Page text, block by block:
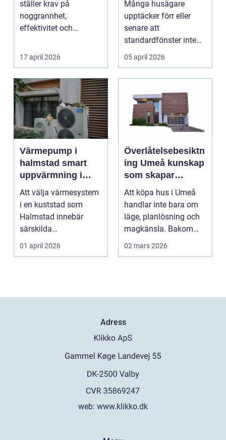
ställer krav på
noggrannhet,
effektivitet och
17 april 2026
Många husägare
upptäcker förr eller
senare att
standardfönster inte
riktigt passar. Kanske
är huset ...
05 april 2026
Värmepump i
halmstad smart
uppvärmning i
kustklimat
Att välja värmesystem
i en kuststad som
Halmstad innebär
särskilda
förutsättningar. Vind,
fukt, mild...
01 april 2026
Överlåtelsebesiktn
ing Umeå kunskap
som skapar
tryggare
husaffärer
Att köpa hus i Umeå
handlar inte bara om
läge, planlösning och
magkänsla. Bakom
02 mars 2026
Adress
web: www.klikko.dk